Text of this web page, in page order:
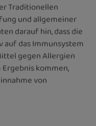
Traditionellen
und allgemeiner
darauf hin, dass die
das Immunsystem
gegen Allergien
kommen,
von